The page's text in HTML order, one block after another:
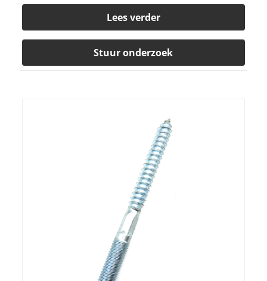
Lees verder
Stuur onderzoek